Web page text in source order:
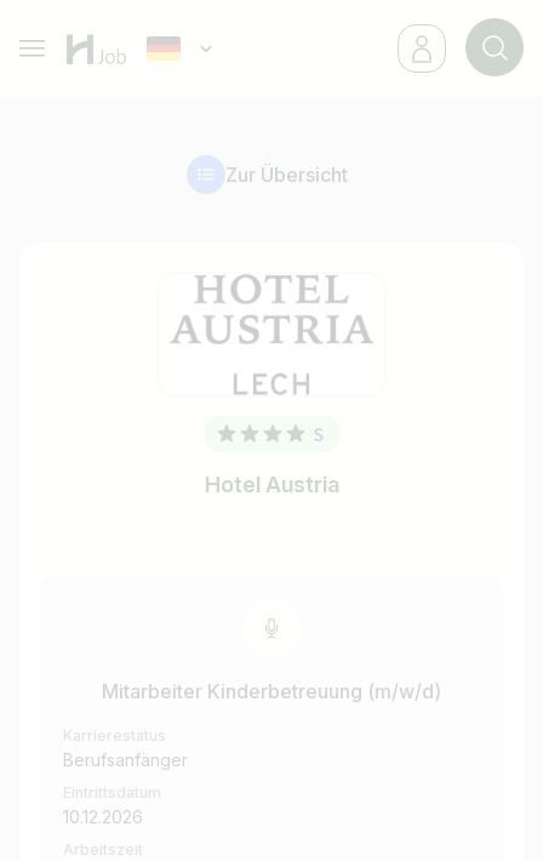
Zur Übersicht
Hotel Austria
Mitarbeiter Kinderbetreuung (m/w/d)
Karrierestatus
Berufsanfänger
Eintrittsdatum
10.12.2026
Arbeitszeit